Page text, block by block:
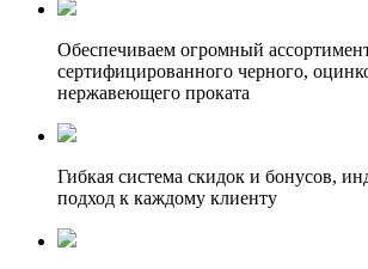
Обеспечиваем огромный
сертифицированного черного,
нержавеющего проката
Гибкая система скидок и бонусов,
подход к каждому клиенту